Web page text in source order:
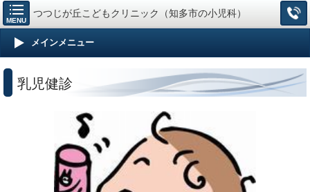
MENU
つつじが丘こどもクリニック（知多市の小児科）
メインメニュー
乳児健診